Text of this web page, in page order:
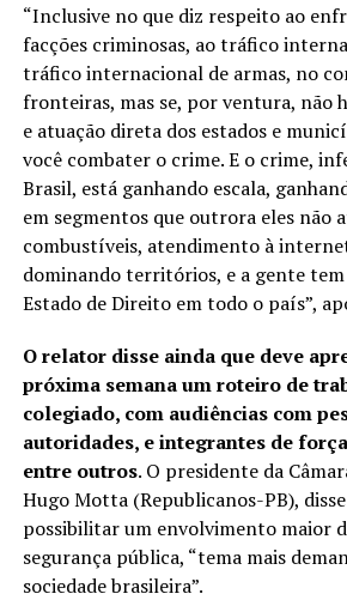
“Inclusive no que diz respeito ao
facções criminosas, ao tráfico
tráfico internacional de armas, no
fronteiras, mas se, por ventura, não
e atuação direta dos estados e
você combater o crime. E o crime,
Brasil, está ganhando escala,
em segmentos que outrora eles não
combustíveis, atendimento à
dominando territórios, e a gente
Estado de Direito em todo o país”,
O relator disse ainda que deve
próxima semana um roteiro de
colegiado, com audiências com
autoridades, e integrantes de
entre outros. O presidente da
Hugo Motta (Republicanos-PB),
possibilitar um envolvimento maior
segurança pública, “tema mais
sociedade brasileira”.